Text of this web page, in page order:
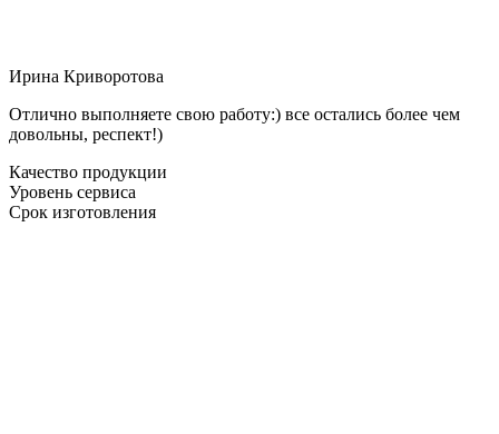
Ирина Криворотова
Отлично выполняете свою работу:) все остались более чем
довольны, респект!)
Качество продукции
Уровень сервиса
Срок изготовления